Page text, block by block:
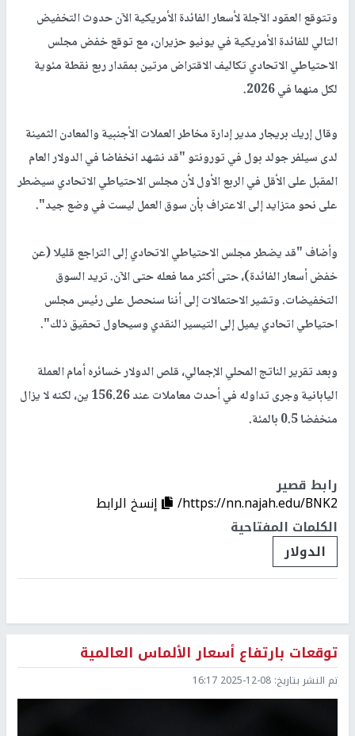
وتتوقع العقود الآجلة لأسعار الفائدة الأمريكية الآن حدوث التخفيض
التالي للفائدة الأمريكية في يونيو حزيران، مع توقع خفض مجلس
الاحتياطي الاتحادي تكاليف الاقتراض مرتين بمقدار ربع نقطة مئوية
لكل منهما في 2026.
وقال إريك بريجار مدير إدارة مخاطر العملات الأجنبية والمعادن الثمينة
لدى سيلفر جولد بول في تورونتو "قد نشهد انخفاضا في الدولار العام
المقبل على الأقل في الربع الأول لأن مجلس الاحتياطي الاتحادي سيضطر
على نحو متزايد إلى الاعتراف بأن سوق العمل ليست في وضع جيد".
وأضاف "قد يضطر مجلس الاحتياطي الاتحادي إلى التراجع قليلا (عن
خفض أسعار الفائدة)، حتى أكثر مما فعله حتى الآن. تريد السوق
التخفيضات. وتشير الاحتمالات إلى أننا سنحصل على رئيس مجلس
احتياطي اتحادي يميل إلى التيسير النقدي وسيحاول تحقيق ذلك".
وبعد تقرير الناتج المحلي الإجمالي، قلص الدولار خسائره أمام العملة
اليابانية وجرى تداوله في أحدث معاملات عند 156.26 ين، لكنه لا يزال
منخفضا 0.5 بالمئة.
رابط قصير
https://nn.najah.edu/BNK2/
إنسخ الرابط
الكلمات المفتاحية
الدولار
توقعات بارتفاع أسعار الألماس العالمية
تم النشر بتاريخ: 2025-12-08 16:17